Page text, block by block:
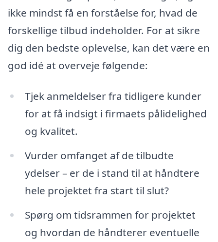
ikke mindst få en forståelse for, hvad de
forskellige tilbud indeholder. For at sikre
dig den bedste oplevelse, kan det være en
god idé at overveje følgende:
Tjek anmeldelser fra tidligere kunder
for at få indsigt i firmaets pålidelighed
og kvalitet.
Vurder omfanget af de tilbudte
ydelser – er de i stand til at håndtere
hele projektet fra start til slut?
Spørg om tidsrammen for projektet
og hvordan de håndterer eventuelle